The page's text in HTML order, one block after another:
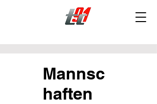
Mannsc
haften